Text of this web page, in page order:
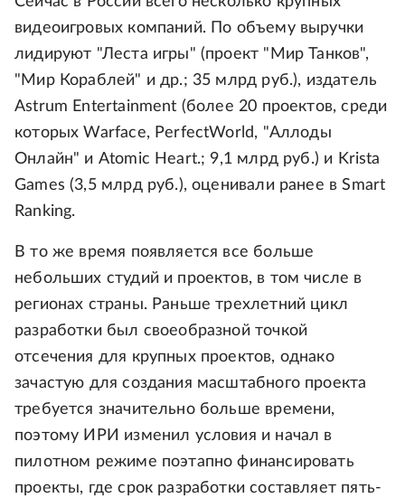
видеоигровых компаний. По объему выручки
лидируют "Леста игры" (проект "Мир Танков",
"Мир Кораблей" и др.; 35 млрд руб.), издатель
Astrum Entertainment (более 20 проектов, среди
которых Warface, PerfectWorld, "Аллоды
Онлайн" и Atomic Heart.; 9,1 млрд руб.) и Krista
Games (3,5 млрд руб.), оценивали ранее в Smart
Ranking.
В то же время появляется все больше
небольших студий и проектов, в том числе в
регионах страны. Раньше трехлетний цикл
разработки был своеобразной точкой
отсечения для крупных проектов, однако
зачастую для создания масштабного проекта
требуется значительно больше времени,
поэтому ИРИ изменил условия и начал в
пилотном режиме поэтапно финансировать
проекты, где срок разработки составляет пять-